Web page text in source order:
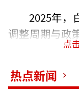
2025年，
调整周期与政
整阶段，商务
点
热点新闻